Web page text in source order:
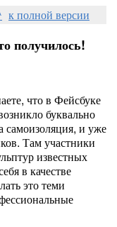
к полной версии
получилось!
что в Фейсбуке
буквально
самоизоляция, и уже
Там участники
известных
в качестве
это теми